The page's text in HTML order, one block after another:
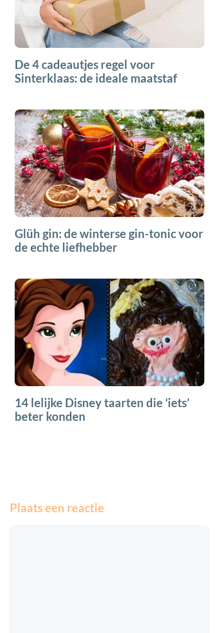
De 4 cadeautjes regel voor
Sinterklaas: de ideale maatstaf
Glüh gin: de winterse gin-tonic voor
de echte liefhebber
14 lelijke Disney taarten die ‘iets’
beter konden
Plaats een reactie